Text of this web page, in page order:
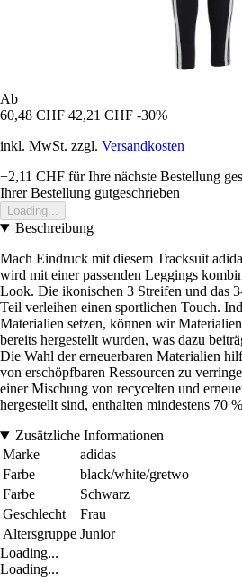
Ab
60,48 CHF 42,21 CHF -30%
inkl. MwSt. zzgl. Versandkosten
+2,11 CHF für Ihre nächste Bestellung
Ihrer Bestellung gutgeschrieben
Loading...
Beschreibung
Mach Eindruck mit diesem Tracksuit
wird mit einer passenden Leggings
Look. Die ikonischen 3 Streifen und das
Teil verleihen einen sportlichen Touch.
Materialien setzen, können wir
bereits hergestellt wurden, was dazu
Die Wahl der erneuerbaren Materialien
von erschöpfbaren Ressourcen zu
einer Mischung von recycelten und
hergestellt sind, enthalten mindestens 70
Zusätzliche Informationen
Marke
adidas
Farbe
black/white/gretwo
Farbe
Schwarz
Geschlecht
Frau
Altersgruppe Junior
Loading...
Loading...